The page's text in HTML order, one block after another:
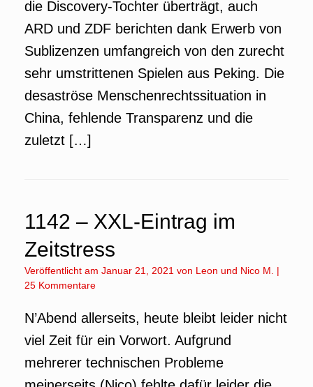
die Discovery-Tochter überträgt, auch
ARD und ZDF berichten dank Erwerb von
Sublizenzen umfangreich von den zurecht
sehr umstrittenen Spielen aus Peking. Die
desaströse Menschenrechtssituation in
China, fehlende Transparenz und die
zuletzt […]
1142 – XXL-Eintrag im
Zeitstress
Veröffentlicht am Januar 21, 2021 von Leon und Nico M.
|
25 Kommentare
N’Abend allerseits, heute bleibt leider nicht
viel Zeit für ein Vorwort. Aufgrund
mehrerer technischen Probleme